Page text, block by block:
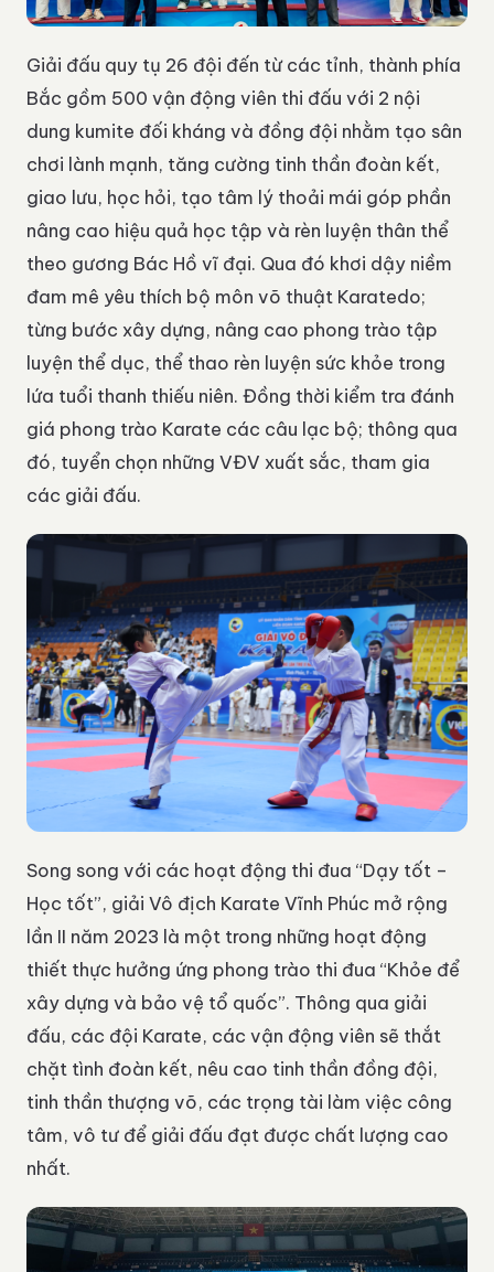
Giải đấu quy tụ 26 đội đến từ các tỉnh, thành phía
Bắc gồm 500 vận động viên thi đấu với 2 nội
dung kumite đối kháng và đồng đội nhằm tạo sân
chơi lành mạnh, tăng cường tinh thần đoàn kết,
giao lưu, học hỏi, tạo tâm lý thoải mái góp phần
nâng cao hiệu quả học tập và rèn luyện thân thể
theo gương Bác Hồ vĩ đại. Qua đó khơi dậy niềm
đam mê yêu thích bộ môn võ thuật Karatedo;
từng bước xây dựng, nâng cao phong trào tập
luyện thể dục, thể thao rèn luyện sức khỏe trong
lứa tuổi thanh thiếu niên. Đồng thời kiểm tra đánh
giá phong trào Karate các câu lạc bộ; thông qua
đó, tuyển chọn những VĐV xuất sắc, tham gia
các giải đấu.
Song song với các hoạt động thi đua “Dạy tốt –
Học tốt”, giải Vô địch Karate Vĩnh Phúc mở rộng
lần II năm 2023 là một trong những hoạt động
thiết thực hưởng ứng phong trào thi đua “Khỏe để
xây dựng và bảo vệ tổ quốc”. Thông qua giải
đấu, các đội Karate, các vận động viên sẽ thắt
chặt tình đoàn kết, nêu cao tinh thần đồng đội,
tinh thần thượng võ, các trọng tài làm việc công
tâm, vô tư để giải đấu đạt được chất lượng cao
nhất.